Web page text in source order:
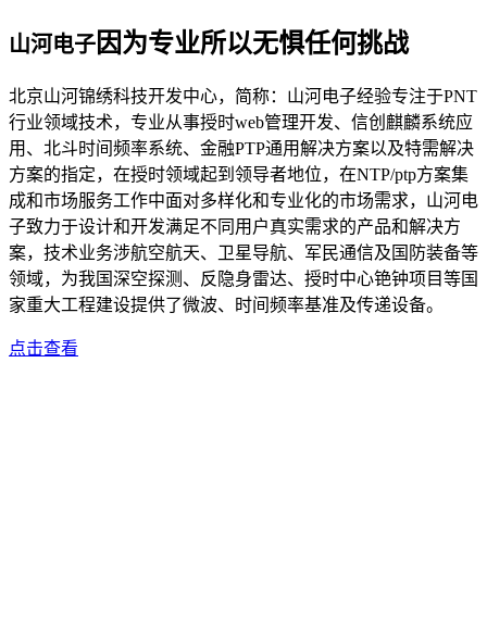
山河电子因为专业所以无惧任何挑战
北京山河锦绣科技开发中心，简称：山河电子经验专注于PNT
行业领域技术，专业从事授时web管理开发、信创麒麟系统应
用、北斗时间频率系统、金融PTP通用解决方案以及特需解决
方案的指定，在授时领域起到领导者地位，在NTP/ptp方案集
成和市场服务工作中面对多样化和专业化的市场需求，山河电
子致力于设计和开发满足不同用户真实需求的产品和解决方
案，技术业务涉航空航天、卫星导航、军民通信及国防装备等
领域，为我国深空探测、反隐身雷达、授时中心铯钟项目等国
家重大工程建设提供了微波、时间频率基准及传递设备。
点击查看